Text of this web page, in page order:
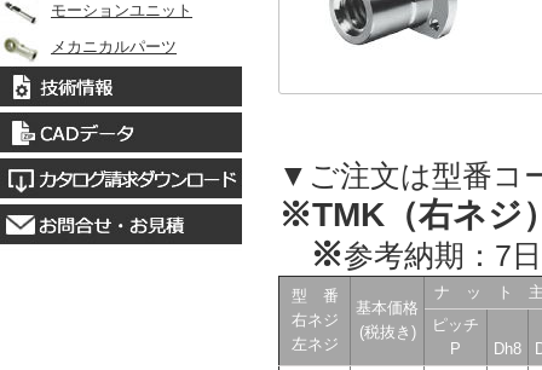
モーションユニット
メカニカルパーツ
▼ご注文は型番コ
※TMK（右ネジ
※参考納期：7
型 番
右ネジ
左ネジ
基本価格
(税抜き)
ナ ッ ト
ピッチ
P
Dh8